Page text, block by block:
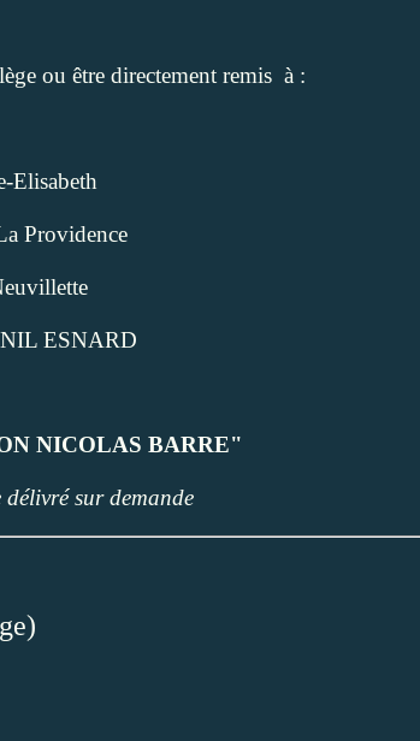
ou être directement remis à :
Elisabeth
Providence
ESNARD
NICOLAS BARRE"
sur demande